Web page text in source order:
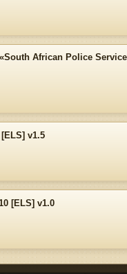
African Police
v1.5
[ELS] v1.0